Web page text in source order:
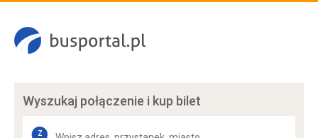
Wyszukaj połączenie i kup bilet
Z